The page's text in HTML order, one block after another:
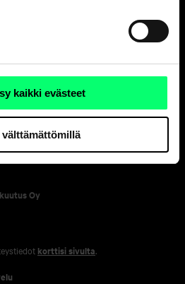
kaikki evästeet
välttämättömillä
Oy
korttisi sivulta.